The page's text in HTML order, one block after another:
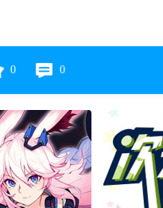
0 0